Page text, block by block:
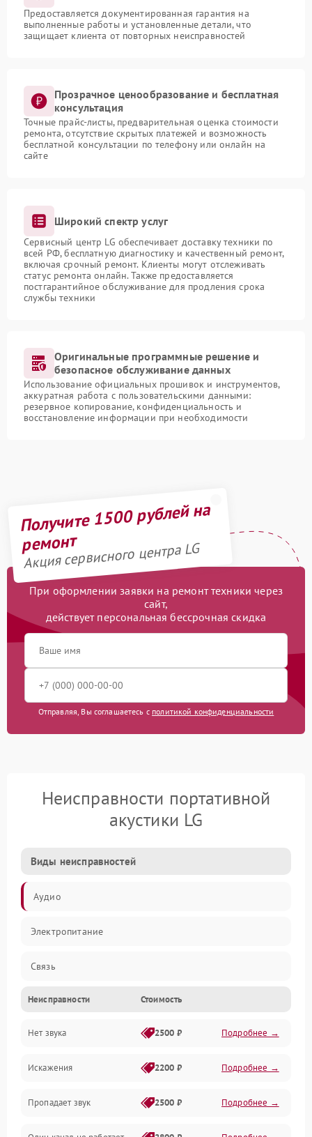
Предоставляется документированная гарантия на
выполненные работы и установленные детали, что
защищает клиента от повторных неисправностей
Прозрачное ценообразование и бесплатная
консультация
Точные прайс-листы, предварительная оценка стоимости
ремонта, отсутствие скрытых платежей и возможность
бесплатной консультации по телефону или онлайн на
сайте
Широкий спектр услуг
Сервисный центр LG обеспечивает доставку техники по
всей РФ, бесплатную диагностику и качественный ремонт,
включая срочный ремонт. Клиенты могут отслеживать
статус ремонта онлайн. Также предоставляется
постгарантийное обслуживание для продления срока
службы техники
Оригинальные программные решение и
безопасное обслуживание данных
Использование официальных прошивок и инструментов,
аккуратная работа с пользовательскими данными:
резервное копирование, конфиденциальность и
восстановление информации при необходимости
Получите 1500 рублей на
ремонт
Акция сервисного центра LG
При оформлении заявки на ремонт техники через
сайт,
действует персональная бессрочная скидка
Отправляя, Вы соглашаетесь с политикой конфиденциальности
Неисправности портативной
акустики LG
Виды неисправностей
Аудио
Электропитание
Связь
Неисправности Стоимость
Нет звука 2500 ₽ Подробнее →
Искажения 2200 ₽ Подробнее →
Пропадает звук 2500 ₽ Подробнее →